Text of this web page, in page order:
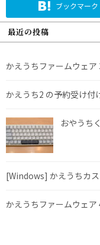
ブックマーク
最近の投稿
かえうちファームウェア
かえうち2 の予約受け付
おやうち
[Windows] かえうちカ
かえうちファームウェア